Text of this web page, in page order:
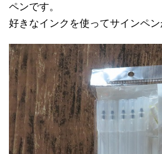
ペンです。
好きなインクを使ってサインペン